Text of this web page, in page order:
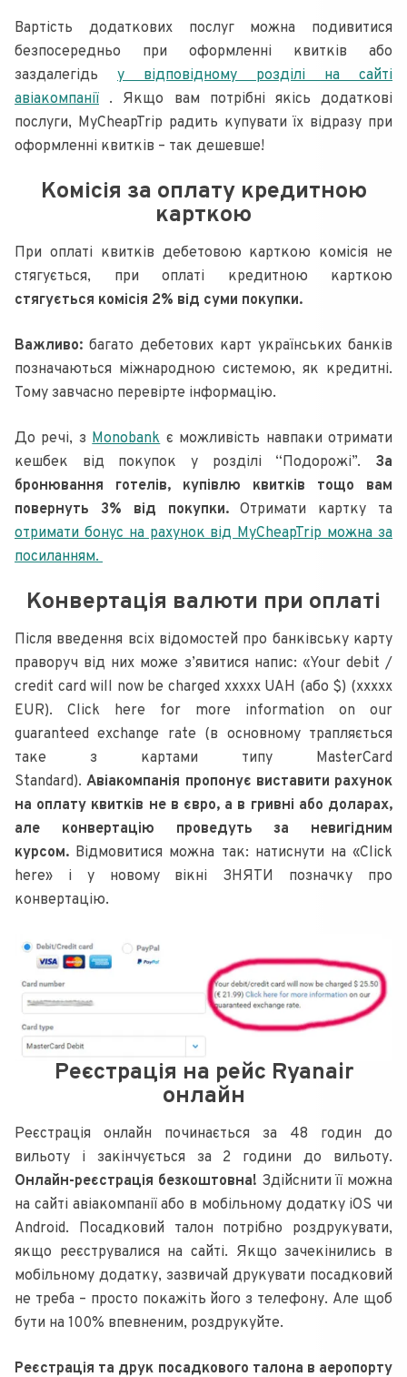
Вартість додаткових послуг можна подивитися
безпосередньо при оформленні квитків або
заздалегідь у відповідному розділі на сайті
авіакомпанії . Якщо вам потрібні якісь додаткові
послуги, MyCheapTrip радить купувати їх відразу при
оформленні квитків – так дешевше!
Комісія за оплату кредитною
карткою
При оплаті квитків дебетовою карткою комісія не
стягується, при оплаті кредитною карткою
стягується комісія 2% від суми покупки.
Важливо: багато дебетових карт українських банків
позначаються міжнародною системою, як кредитні.
Тому завчасно перевірте інформацію.
До речі, з Monobank є можливість навпаки отримати
кешбек від покупок у розділі “Подорожі”. За
бронювання готелів, купівлю квитків тощо вам
повернуть 3% від покупки.Отримати картку та
отримати бонус на рахунок від MyCheapTrip можна за
посиланням.
Конвертація валюти при оплаті
Після введення всіх відомостей про банківську карту
праворуч від них може з’явитися напис: «Your debit /
credit card will now be charged ххххх UAH (або $) (ххххх
EUR). Click here for more information on our
guaranteed exchange rate (в основному трапляється
таке з картами типу MasterCard
Standard).Авіакомпанія пропонує виставити рахунок
на оплату квитків не в євро, а в гривні або доларах,
але конвертацію проведуть за невигідним
курсом. Відмовитися можна так: натиснути на «Click
here» і у новому вікні ЗНЯТИ позначку про
конвертацію.
Реєстрація на рейс Ryanair
онлайн
Реєстрація онлайн починається за 48 годин до
вильоту і закінчується за 2 години до вильоту.
Онлайн-реєстрація безкоштовна! Здійснити її можна
на сайті авіакомпанії або в мобільному додатку iOS чи
Android. Посадковий талон потрібно роздрукувати,
якщо реєструвалися на сайті. Якщо зачекінились в
мобільному додатку, зазвичай друкувати посадковий
не треба – просто покажіть його з телефону. Але щоб
бути на 100% впевненим, роздрукуйте.
Реєстрація та друк посадкового талона в аеропорту